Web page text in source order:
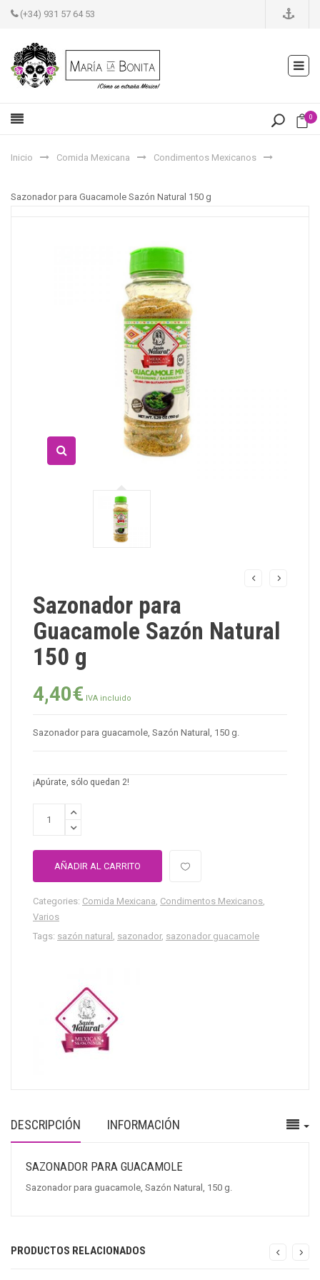
(+34) 931 57 64 53
0
Inicio Comida Mexicana Condimentos Mexicanos
Sazonador para Guacamole Sazón Natural 150 g
Sazonador para
Guacamole Sazón Natural
150 g
4,40€ IVA incluido
Sazonador para guacamole, Sazón Natural, 150 g.
¡Apúrate, sólo quedan 2!
AÑADIR AL CARRITO
Categories: Comida Mexicana, Condimentos Mexicanos,
Varios
Tags: sazón natural , sazonador, sazonador guacamole
DESCRIPCIÓN INFORMACIÓN
SAZONADOR PARA GUACAMOLE
Sazonador para guacamole, Sazón Natural, 150 g.
PRODUCTOS RELACIONADOS